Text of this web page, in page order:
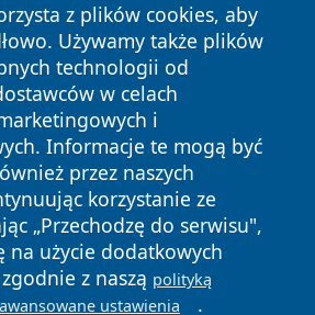
z plików cookies, aby
Używamy także plików
technologii od
w celach
i
Informacje te mogą być
przez naszych
korzystanie ze
„Przechodzę do serwisu",
na użycie dodatkowych
z naszą polityką
ustawienia .
Wszystkie prawa
Polityka
Cookies